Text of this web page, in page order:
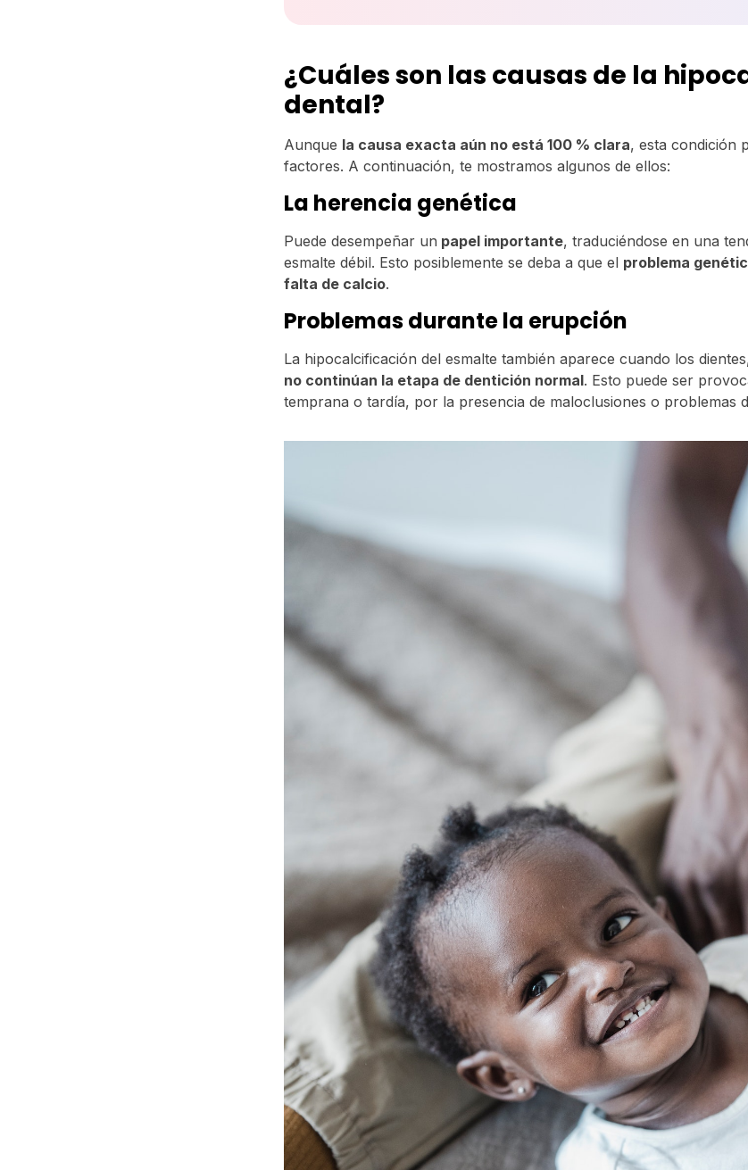
¿Cuáles son las causas de la
dental?
Aunque la causa exacta aún no está 100 % clara, esta condición
factores. A continuación, te mostramos algunos de ellos:
La herencia genética
Puede desempeñar un papel importante, traduciéndose en una
esmalte débil. Esto posiblemente se deba a que el problema
falta de calcio.
Problemas durante la erupción
La hipocalcificación del esmalte también aparece cuando los
no continúan la etapa de dentición normal. Esto puede ser
temprana o tardía, por la presencia de maloclusiones o problemas